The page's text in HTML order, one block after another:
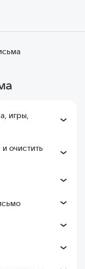
игры,
очистить